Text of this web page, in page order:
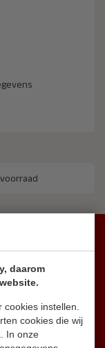
daarom
instellen.
cookies die wij
In onze
voorraad